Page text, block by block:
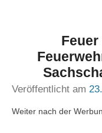
Veröffentlicht am
Weiter nach der